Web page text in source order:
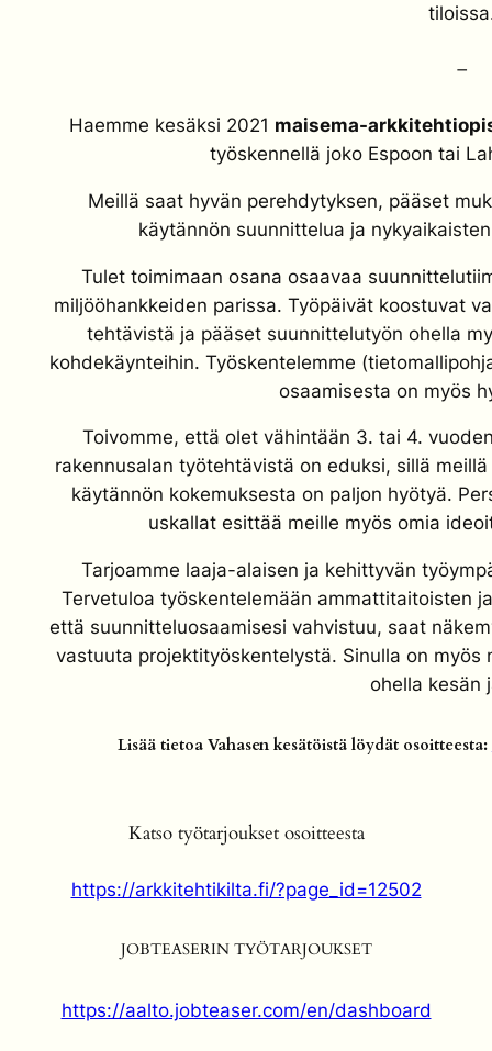
–
Haemme kesäksi 2021 maisema-
työskennellä joko Espoon tai
Meillä saat hyvän perehdytyksen, pääset
käytännön suunnittelua ja
Tulet toimimaan osana osaavaa
miljööhankkeiden parissa. Työpäivät koostuvat
tehtävistä ja pääset suunnittelutyön ohella
kohdekäynteihin. Työskentelemme
osaamisesta on myös
Toivomme, että olet vähintään 3. tai 4.
rakennusalan työtehtävistä on eduksi, sillä
käytännön kokemuksesta on paljon hyötyä.
uskallat esittää meille myös omia
Tarjoamme laaja-alaisen ja kehittyvän
Tervetuloa työskentelemään ammattitaitoisten
että suunnitteluosaamisesi vahvistuu, saat
vastuuta projektityöskentelystä. Sinulla on
ohella kesän
Lisää tietoa Vahasen kesätöistä löydät osoitteesta:
Katso työtarjoukset osoitteesta
https://arkkitehtikilta.fi/?page_id=12502
JOBTEASERIN TYÖTARJOUKSET
https://aalto.jobteaser.com/en/dashboard